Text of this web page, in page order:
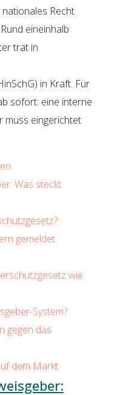
Recht
eineinhalb
trat in
in Kraft. Für
sofort: eine interne
muss eingerichtet
Was steckt
gemeldet
wie
System?
gegen das
dem Markt